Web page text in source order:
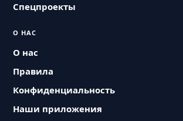
Спецпроекты
О НАС
О нас
Правила
Конфиденциальность
Наши приложения